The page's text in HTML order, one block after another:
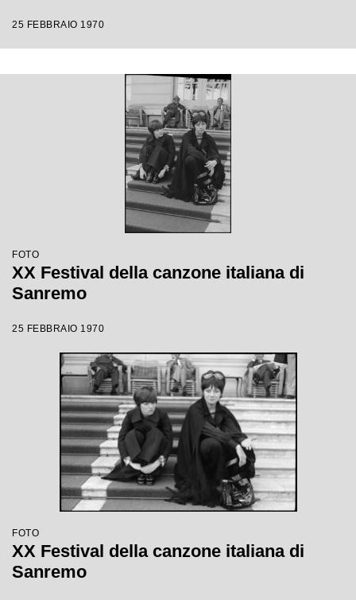
25 FEBBRAIO 1970
FOTO
XX Festival della canzone italiana di
Sanremo
25 FEBBRAIO 1970
FOTO
XX Festival della canzone italiana di
Sanremo